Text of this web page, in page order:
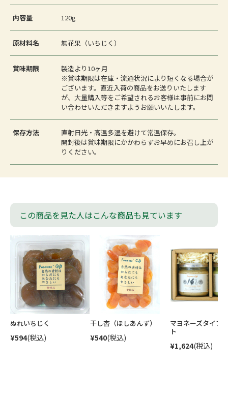
内容量 120g
原材料名 無花果（いちじく）
賞味期限
製造より10ヶ月
※賞味期限は在庫・流通状況により短くなる場合が
ございます。直近入荷の商品をお送りいたします
が、大量購入等をご希望されるお客様は事前にお問
い合わせいただきますようお願いいたします。
保存方法
直射日光・高温多湿を避けて常温保存。
開封後は賞味期限にかかわらずお早めにお召し上が
りください。
この商品を見た人はこんな商品も見ています
ぬれいちじく
¥594(税込)
干し杏（ほしあんず）
¥540(税込)
マヨネーズタイプ
ト
¥1,624(税込)